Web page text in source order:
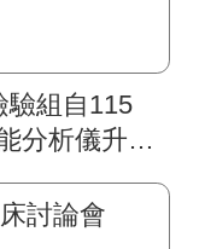
驗組自115
分析儀升級